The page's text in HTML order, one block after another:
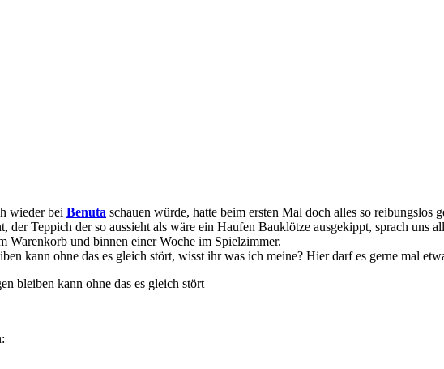
wieder bei Benuta schauen würde, hatte beim ersten Mal doch alles so reibungslos
Teppich der so aussieht als wäre ein Haufen Bauklötze ausgekippt, sprach uns
Warenkorb und binnen einer Woche im Spielzimmer.
kann ohne das es gleich stört, wisst ihr was ich meine? Hier darf es gerne mal
bleiben kann ohne das es gleich stört